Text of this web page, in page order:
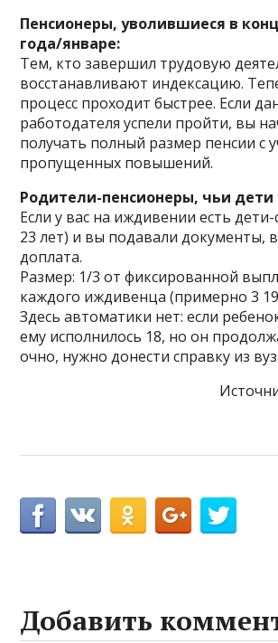
Пенсионеры, уволившиеся в
года/январе:
Тем, кто завершил трудовую
восстанавливают индексацию.
процесс проходит быстрее. Если
работодателя успели пройти, вы
получать полный размер пенсии с
пропущенных повышений.
Родители-пенсионеры, чьи дети
Если у вас на иждивении есть
23 лет) и вы подавали документы,
доплата.
Размер: 1/3 от фиксированной
каждого иждивенца (примерно 3
Здесь автоматики нет: если
ему исполнилось 18, но он
очно, нужно донести справку из
Добавить